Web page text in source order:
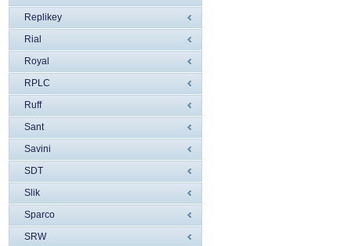
Replikey
Rial
Royal
RPLC
Ruff
Sant
Savini
SDT
Slik
Sparco
SRW